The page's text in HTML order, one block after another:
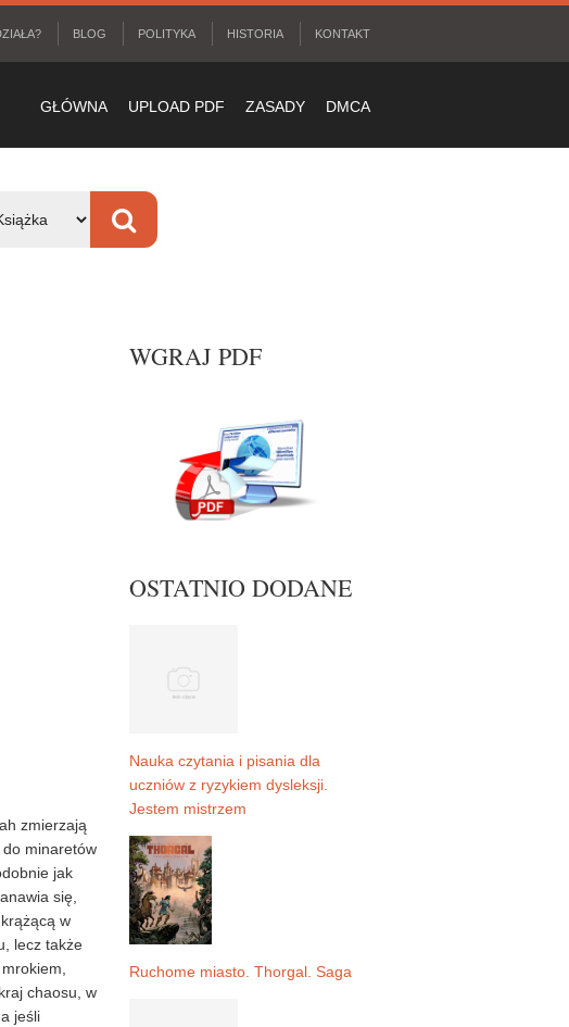
BLOG POLITYKA HISTORIA KONTAKT
GŁÓWNA UPLOAD PDF ZASADY DMCA
zmierzają
do minaretów
jak
się,
w
lecz także
chaosu, w
jeśli
WGRAJ PDF
OSTATNIO DODANE
Nauka czytania i pisania dla
uczniów z ryzykiem dysleksji.
Jestem mistrzem
Ruchome miasto. Thorgal. Saga